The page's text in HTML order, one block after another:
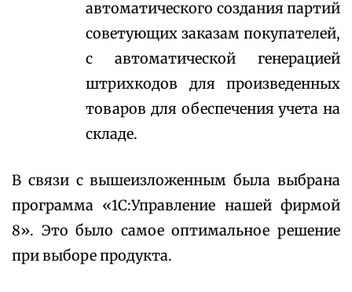
автоматического создания партий
советующих заказам покупателей,
с автоматической генерацией
штрихкодов для произведенных
товаров для обеспечения учета на
складе.
В связи с вышеизложенным была выбрана
программа «1С:Управление нашей фирмой
8». Это было самое оптимальное решение
при выборе продукта.